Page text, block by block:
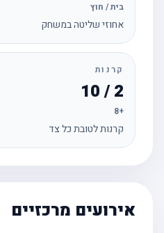
בית / חוץ
אחוזי שליטה במשחק
קרנות
קרנות לטובת כל צד
אירועים מרכזיים